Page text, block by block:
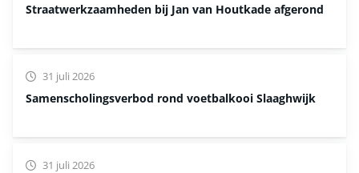
Straatwerkzaamheden bij Jan van Houtkade afgerond
Samenscholingsverbod rond voetbalkooi Slaaghwijk
31 juli 2026
31 juli 2026